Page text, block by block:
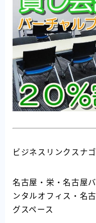
ビジネスリンクスナ
名古屋・栄・名古屋
ンタルオフィス・名
グスペース